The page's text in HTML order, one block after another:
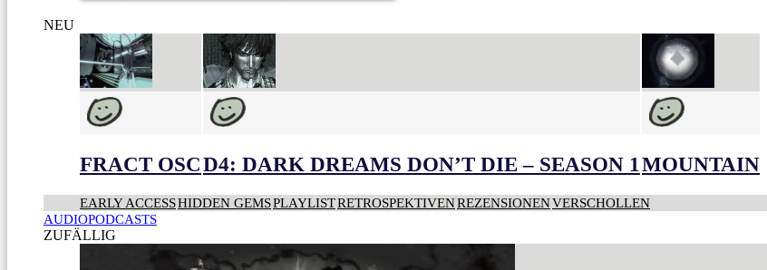
NEU
FRACT OSCD4: DARK DREAMS DON’T DIE – SEASON 1MOUNTAIN
EARLY ACCESSHIDDEN GEMSPLAYLISTRETROSPEKTIVENREZENSIONENVERSCHOLLEN
AUDIOPODCASTS
ZUFÄLLIG